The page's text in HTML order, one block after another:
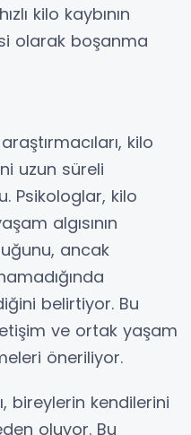
kilo kaybının
olarak boşanma
kilo
uzun süreli
Psikologlar, kilo
algısının
ancak
belirtiyor. Bu
ve ortak yaşam
öneriliyor.
bireylerin kendilerini
oluyor. Bu